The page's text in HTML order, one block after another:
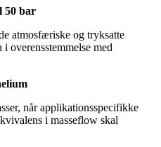
50 bar
atmosfæriske og tryksatte
overensstemmelse med
når applikationsspecifikke
i masseflow skal